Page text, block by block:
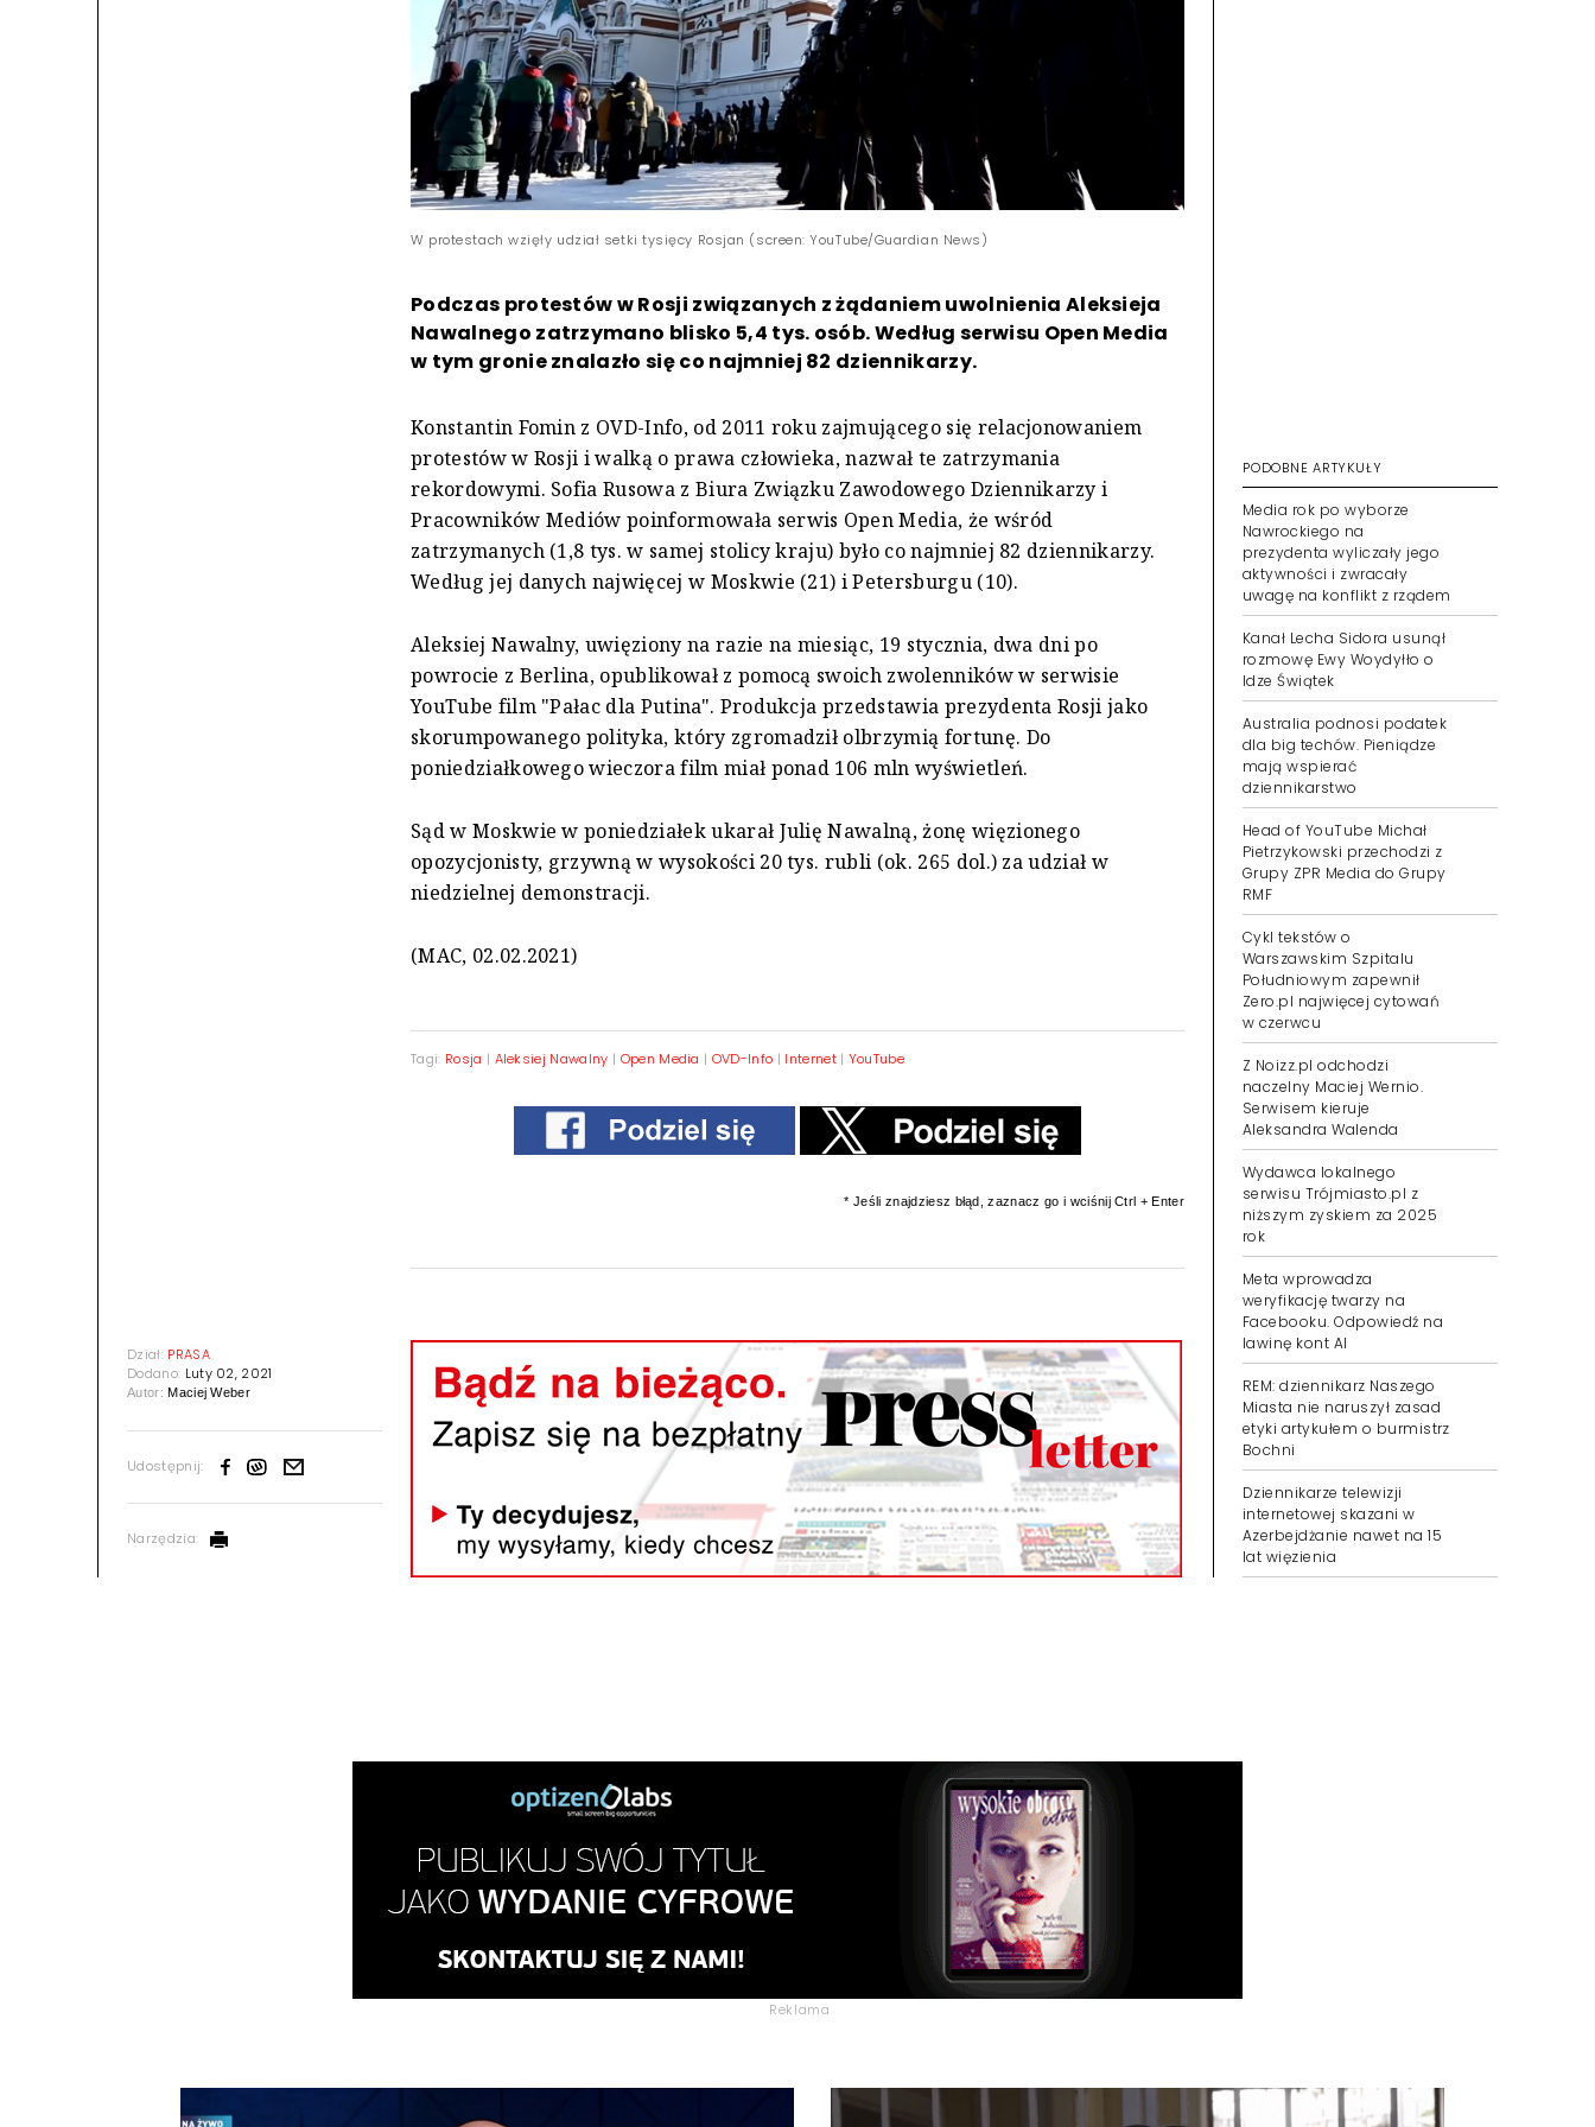
Dział: PRASA
Dodano: Luty 02, 2021
Autor:Maciej Weber
Udostępnij:
Narzędzia:
W protestach wzięły udział setki tysięcy Rosjan (screen: YouTube/Guardian News)
Podczas protestów w Rosji związanych z żądaniem uwolnienia Aleksieja
Nawalnego zatrzymano blisko 5,4 tys. osób. Według serwisu Open Media
w tym gronie znalazło się co najmniej 82 dziennikarzy.
Konstantin Fomin z OVD-Info, od 2011 roku zajmującego się relacjonowaniem
protestów w Rosji i walką o prawa człowieka, nazwał te zatrzymania
rekordowymi. Sofia Rusowa z Biura Związku Zawodowego Dziennikarzy i
Pracowników Mediów poinformowała serwis Open Media, że wśród
zatrzymanych (1,8 tys. w samej stolicy kraju) było co najmniej 82 dziennikarzy.
Według jej danych najwięcej w Moskwie (21) i Petersburgu (10).
Aleksiej Nawalny, uwięziony na razie na miesiąc, 19 stycznia, dwa dni po
powrocie z Berlina, opublikował z pomocą swoich zwolenników w serwisie
YouTube film "Pałac dla Putina". Produkcja przedstawia prezydenta Rosji jako
skorumpowanego polityka, który zgromadził olbrzymią fortunę. Do
poniedziałkowego wieczora film miał ponad 106 mln wyświetleń.
Sąd w Moskwie w poniedziałek ukarał Julię Nawalną, żonę więzionego
opozycjonisty, grzywną w wysokości 20 tys. rubli (ok. 265 dol.) za udział w
niedzielnej demonstracji.
(MAC, 02.02.2021)
Tagi: Rosja | Aleksiej Nawalny | Open Media | OVD-Info | Internet| YouTube
* Jeśli znajdziesz błąd, zaznacz go i wciśnij Ctrl + Enter
PODOBNE ARTYKUŁY
Media rok po wyborze
Nawrockiego na
prezydenta wyliczały jego
aktywności i zwracały
uwagę na konflikt z rządem
Kanał Lecha Sidora usunął
rozmowę Ewy Woydyłło o
Idze Świątek
Australia podnosi podatek
dla big techów. Pieniądze
mają wspierać
dziennikarstwo
Head of YouTube Michał
Pietrzykowski przechodzi z
Grupy ZPR Media do Grupy
RMF
Cykl tekstów o
Warszawskim Szpitalu
Południowym zapewnił
Zero.pl najwięcej cytowań
w czerwcu
Z Noizz.pl odchodzi
naczelny Maciej Wernio.
Serwisem kieruje
Aleksandra Walenda
Wydawca lokalnego
serwisu Trójmiasto.pl z
niższym zyskiem za 2025
rok
Meta wprowadza
weryfikację twarzy na
Facebooku. Odpowiedź na
lawinę kont AI
REM: dziennikarz Naszego
Miasta nie naruszył zasad
etyki artykułem o burmistrz
Bochni
Dziennikarze telewizji
internetowej skazani w
Azerbejdżanie nawet na 15
lat więzienia
Reklama